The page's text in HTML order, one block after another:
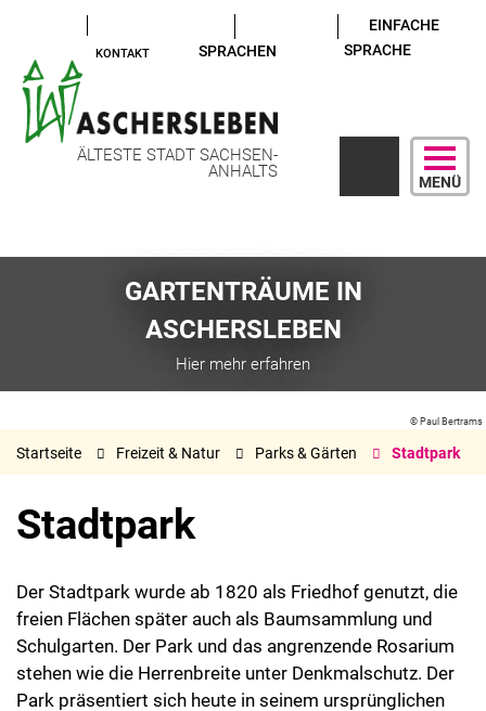
KONTAKT SPRACHEN
EINFACHE
SPRACHE
ÄLTESTE STADT SACHSEN-
ANHALTS
MENÜ
GARTENTRÄUME IN
ASCHERSLEBEN
Hier mehr erfahren
© Paul Bertrams
Startseite Freizeit & Natur Parks & Gärten Stadtpark
Stadtpark
Der Stadtpark wurde ab 1820 als Friedhof genutzt, die
freien Flächen später auch als Baumsammlung und
Schulgarten. Der Park und das angrenzende Rosarium
stehen wie die Herrenbreite unter Denkmalschutz. Der
Park präsentiert sich heute in seinem ursprünglichen